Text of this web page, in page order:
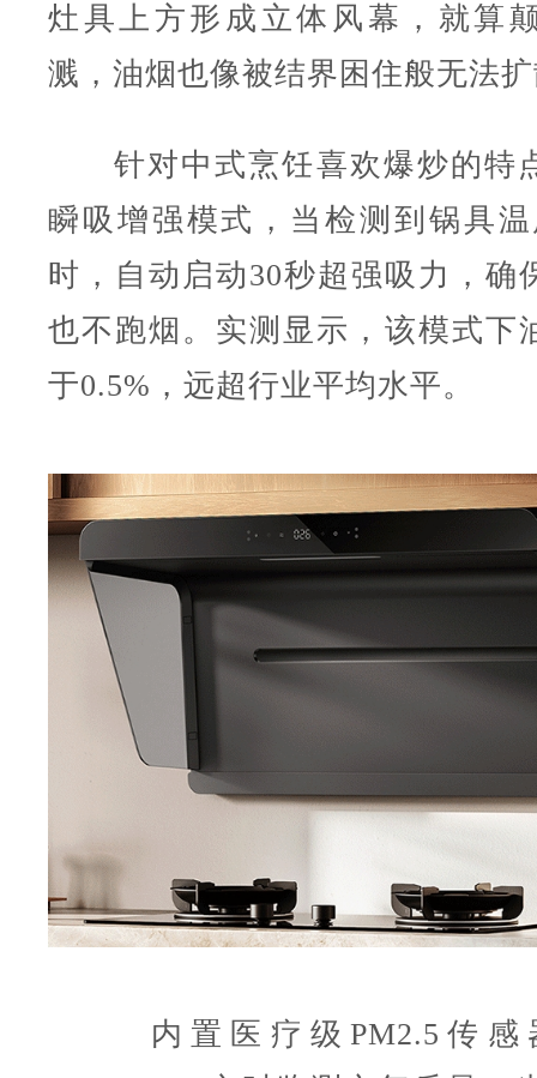
灶具上方形成立体风幕，就算
溅，油烟也像被结界困住般无法
针对中式烹饪喜欢爆炒的特
瞬吸增强模式，当检测到锅具
时，自动启动30秒超强吸力，确
也不跑烟。实测显示，该模式下
于0.5%，远超行业平均水平。
内置医疗级PM2.5传